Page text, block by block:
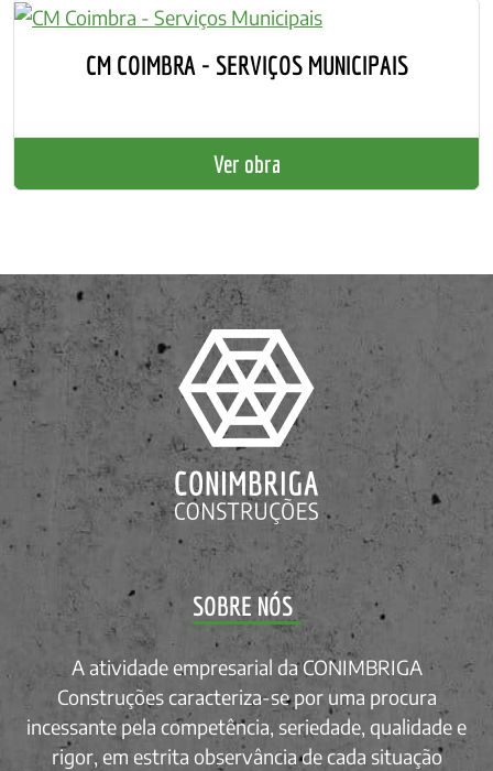
CM COIMBRA - SERVIÇOS MUNICIPAIS
Ver obra
SOBRE NÓS
A atividade empresarial da CONIMBRIGA
Construções caracteriza-se por uma procura
incessante pela competência, seriedade, qualidade e
rigor, em estrita observância de cada situação